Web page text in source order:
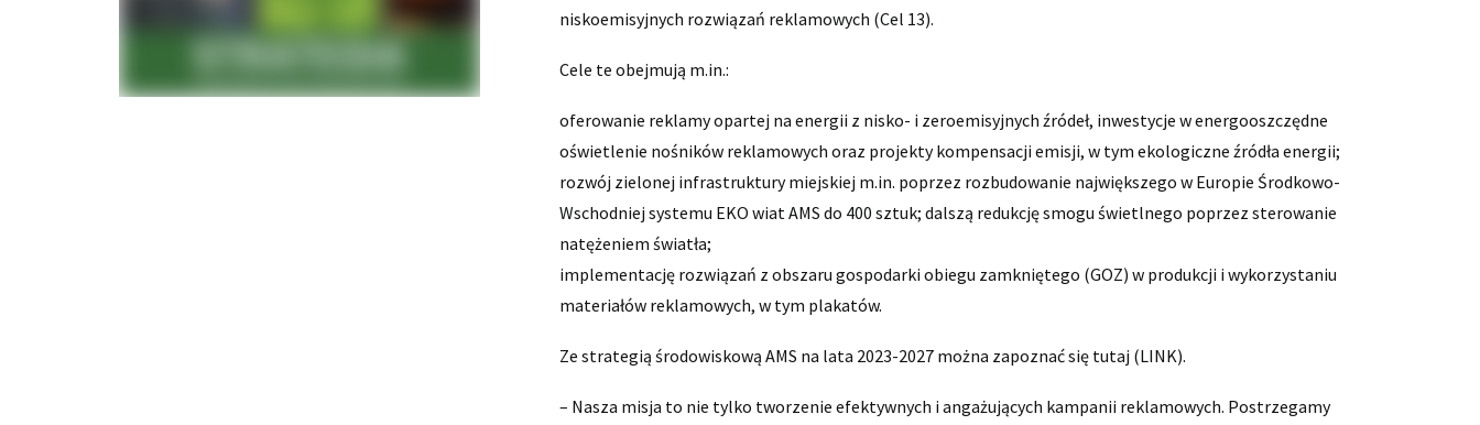
niskoemisyjnych rozwiązań reklamowych (Cel 13).
Cele te obejmują m.in.:
oferowanie reklamy opartej na energii z nisko- i zeroemisyjnych źródeł, inwestycje w energooszczędne
oświetlenie nośników reklamowych oraz projekty kompensacji emisji, w tym ekologiczne źródła energii;
rozwój zielonej infrastruktury miejskiej m.in. poprzez rozbudowanie największego w Europie Środkowo-
Wschodniej systemu EKO wiat AMS do 400 sztuk; dalszą redukcję smogu świetlnego poprzez sterowanie
natężeniem światła;
implementację rozwiązań z obszaru gospodarki obiegu zamkniętego (GOZ) w produkcji i wykorzystaniu
materiałów reklamowych, w tym plakatów.
Ze strategią środowiskową AMS na lata 2023-2027 można zapoznać się tutaj (LINK).
– Nasza misja to nie tylko tworzenie efektywnych i angażujących kampanii reklamowych. Postrzegamy